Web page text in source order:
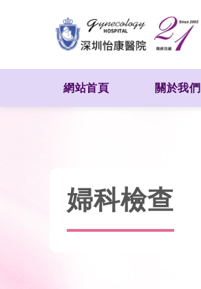
網站首頁 關於我們
婦科檢查